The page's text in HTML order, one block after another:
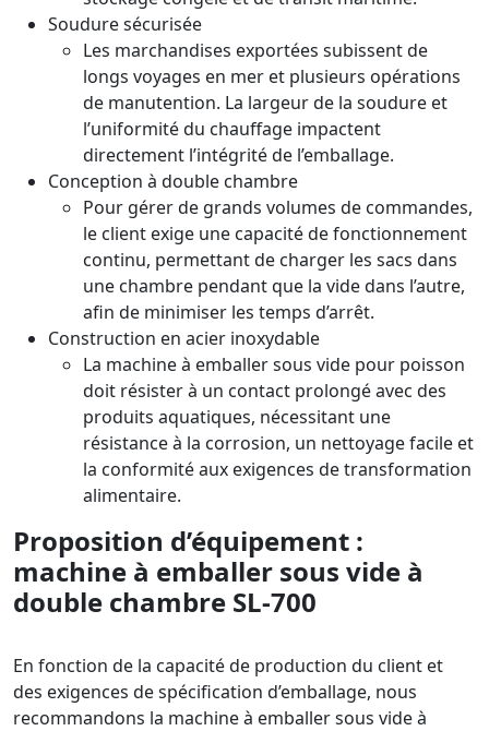
Soudure sécurisée
Les marchandises exportées subissent de
longs voyages en mer et plusieurs opérations
de manutention. La largeur de la soudure et
l’uniformité du chauffage impactent
directement l’intégrité de l’emballage.
Conception à double chambre
Pour gérer de grands volumes de commandes,
le client exige une capacité de fonctionnement
continu, permettant de charger les sacs dans
une chambre pendant que la vide dans l’autre,
afin de minimiser les temps d’arrêt.
Construction en acier inoxydable
La machine à emballer sous vide pour poisson
doit résister à un contact prolongé avec des
produits aquatiques, nécessitant une
résistance à la corrosion, un nettoyage facile et
la conformité aux exigences de transformation
alimentaire.
Proposition d’équipement :
machine à emballer sous vide à
double chambre SL-700
En fonction de la capacité de production du client et
des exigences de spécification d’emballage, nous
recommandons la machine à emballer sous vide à